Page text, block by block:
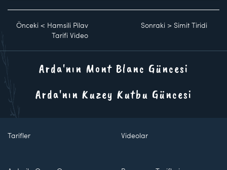
Önceki < Hamsili Pilav
Tarifi Video
Sonraki >Simit Tiridi
Arda'nın Mont Blanc Güncesi
Arda'nın Kuzey Kutbu Güncesi
Tarifler Videolar